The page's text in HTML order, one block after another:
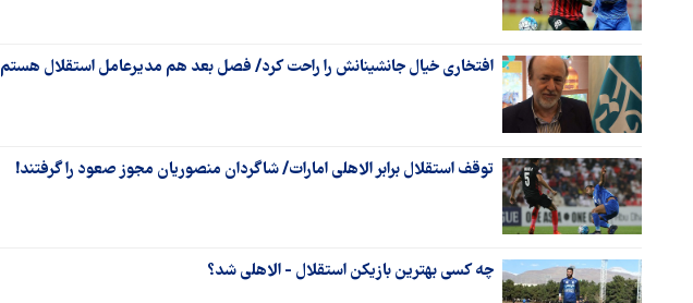
افتخاری خیال جانشینانش را راحت کرد/ فصل بعد هم مدیرعامل استقلال هستم
توقف استقلال برابر الاهلی امارات/ شاگردان منصوریان مجوز صعود را گرفتند!
چه کسی بهترین بازیکن استقلال - الاهلی شد؟